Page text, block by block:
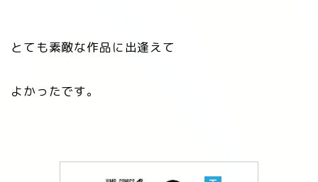
とても素敵な作品に出逢えて
よかったです。